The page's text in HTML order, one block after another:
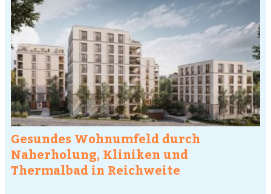
Gesundes Wohnumfeld durch
Naherholung, Kliniken und
Thermalbad in Reichweite